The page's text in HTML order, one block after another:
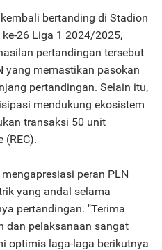
bertanding di Stadion
26 Liga 1 2024/2025,
pertandingan tersebut
yang memastikan pasokan
pertandingan. Selain itu,
mendukung ekosistem
transaksi 50 unit
(REC).
peran PLN
yang andal selama
pertandingan. "Terima
dan pelaksanaan sangat
optimis laga-laga berikutnya